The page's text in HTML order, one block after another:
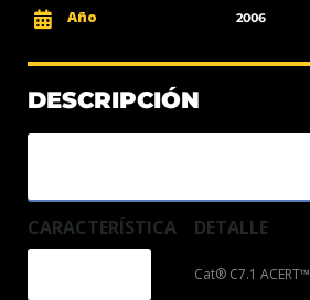
Año 2006
DESCRIPCIÓN
CARACTERÍSTICA DETALLE
Cat® C7.1 ACERT™